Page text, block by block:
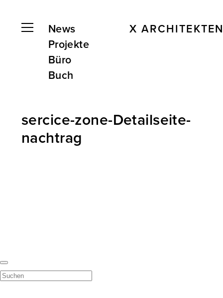
News
Projekte
Büro
Buch
X
sercice-zone-Detailseite-
nachtrag